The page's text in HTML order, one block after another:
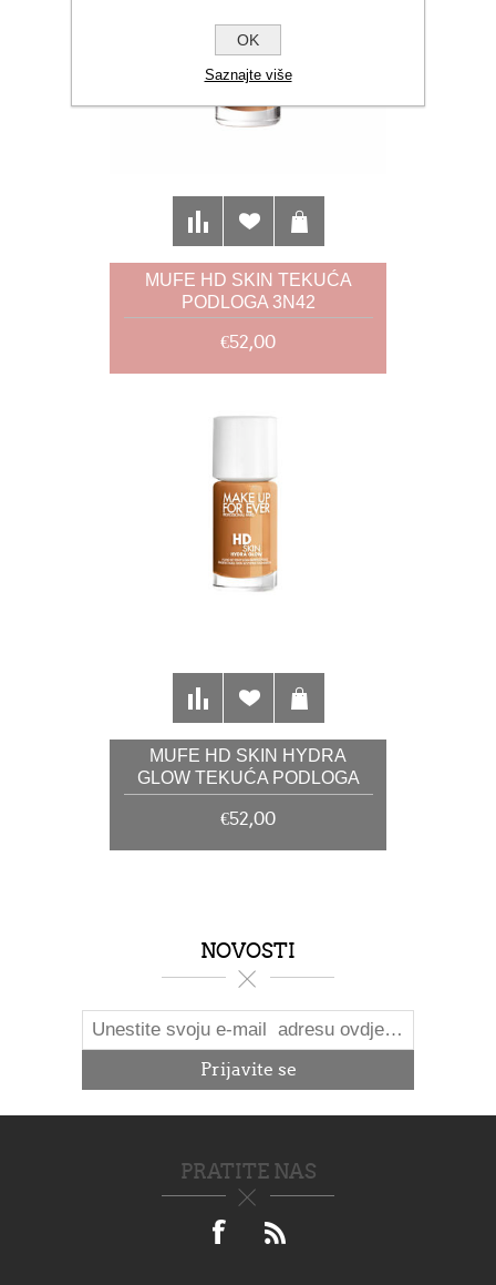
MUFE HD SKIN TEKUĆA
PODLOGA 3N42
€52,00
MUFE HD SKIN HYDRA
GLOW TEKUĆA PODLOGA
4N62 30 ML
€52,00
NOVOSTI
PRATITE NAS
OK
Saznajte više